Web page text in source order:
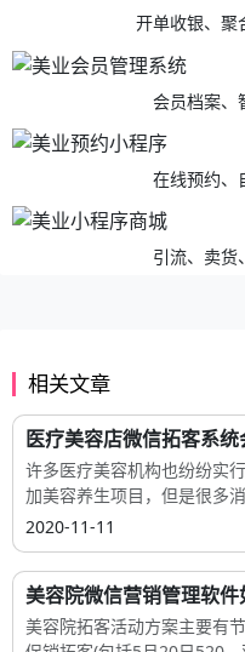
开单收银、聚
会员档案、
在线预约、
引流、卖货
相关文章
医疗美容店微信拓客系统
许多医疗美容机构也纷纷实
加美容养生项目，但是很多
2020-11-11
美容院微信营销管理软件
美容院拓客活动方案主要有